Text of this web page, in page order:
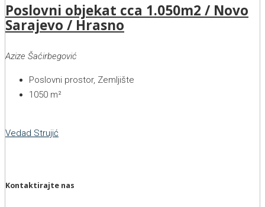
Poslovni objekat cca 1.050m2 / Novo
Sarajevo / Hrasno
Azize Šaćirbegović
Poslovni prostor, Zemljište
1050 m²
Vedad Strujić
Kontaktirajte nas